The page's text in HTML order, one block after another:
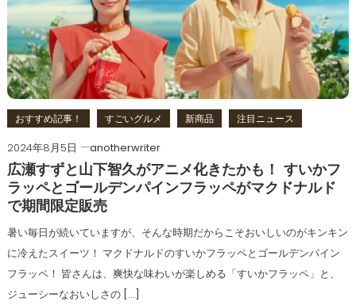
おすすめ記事！ すごいグルメ 新商品 注目ニュース
2024年8月5日
anotherwriter
広瀬すずと山下智久がアニメ化きたかも！ すいかフ
ラッペとゴールデンパインフラッペがマクドナルド
で期間限定販売
暑い毎日が続いていますが、そんな時期だからこそおいしいのがキンキン
に冷えたスイーツ！ マクドナルドのすいかフラッペとゴールデンパイン
フラッペ！ 皆さんは、爽快な味わいが楽しめる「すいかフラッペ」と、
ジューシーなおいしさの […]